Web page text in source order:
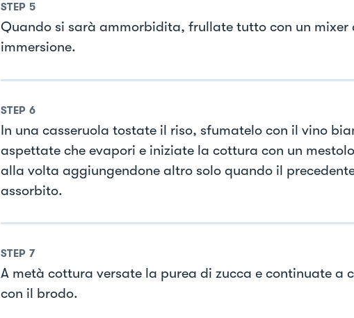
STEP 5
Quando si sarà ammorbidita, frullate tutto con un mixer
immersione.
STEP 6
In una casseruola tostate il riso, sfumatelo con il vino
aspettate che evapori e iniziate la cottura con un
alla volta aggiungendone altro solo quando il
assorbito.
STEP 7
A metà cottura versate la purea di zucca e continuate a
con il brodo.